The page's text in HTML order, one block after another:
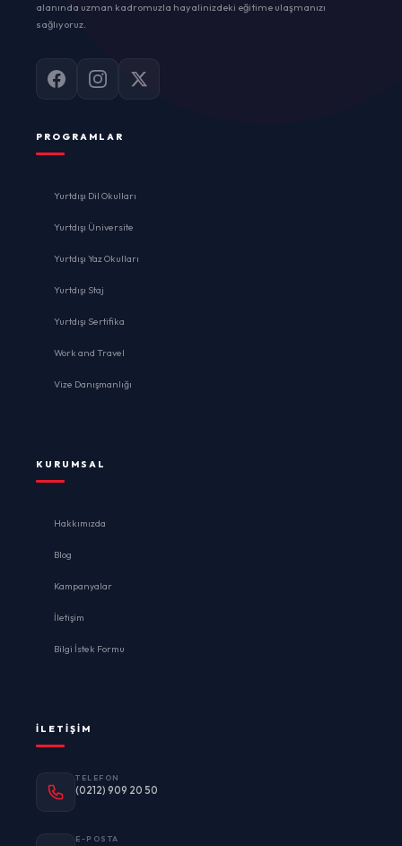
alanında uzman kadromuzla hayalinizdeki eğitime ulaşmanızı
sağlıyoruz.
PROGRAMLAR
Yurtdışı Dil Okulları
Yurtdışı Üniversite
Yurtdışı Yaz Okulları
Yurtdışı Staj
Yurtdışı Sertifika
Work and Travel
Vize Danışmanlığı
KURUMSAL
Hakkımızda
Blog
Kampanyalar
İletişim
Bilgi İstek Formu
İLETIŞIM
TELEFON
(0212) 909 20 50
E-POSTA